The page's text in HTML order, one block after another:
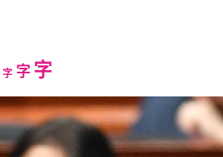
字Decrease
size.
字Reset
size.
字Increase
font
size.